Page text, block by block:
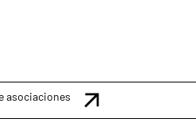
asociaciones